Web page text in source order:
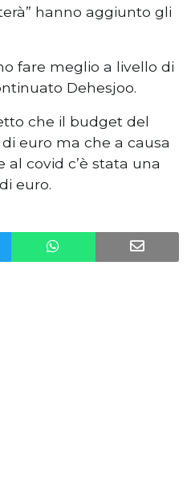
hanno aggiunto gli
fare meglio a livello di
Dehesjoo.
che il budget del
euro ma che a causa
covid c’è stata una
euro.